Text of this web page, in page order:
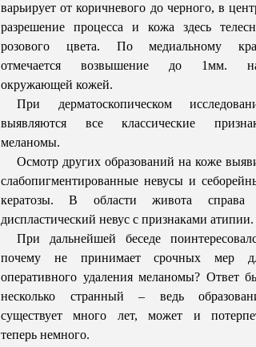
варьирует от коричневого до черного, в
разрешение процесса и кожа здесь
розового цвета. По медиальному
отмечается возвышение до 1мм.
окружающей кожей.
При дерматоскопическом
выявляются все классические
меланомы.
Осмотр других образований на коже
слабопигментированные невусы и
кератозы. В области живота
диспластический невус с признаками атипии.
При дальнейшей беседе
почему не принимает срочных мер
оперативного удаления меланомы? Ответ
несколько странный – ведь
существует много лет, может и
теперь немного.